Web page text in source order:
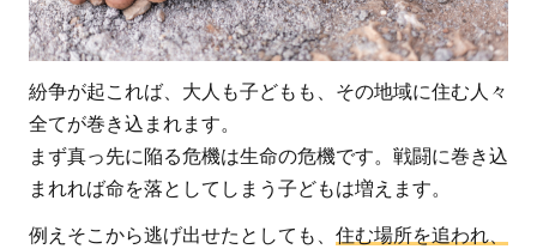
争
地・
の子
ども
たち
に行
われ
紛争が起これば、大人も子どもも、その地域に住む人々
全てが巻き込まれます。
まず真っ先に陥る危機は生命の危機です。戦闘に巻き込
まれれば命を落としてしまう子どもは増えます。
例えそこから逃げ出せたとしても、 住む場所を追われ、